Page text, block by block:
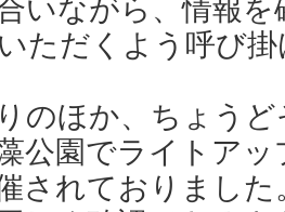
いながら、情報
ただくよう呼び
のほか、ちょうど
公園でライトア
されておりまし